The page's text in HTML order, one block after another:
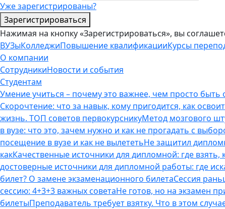
Уже зарегистрированы?
Зарегистрироваться
Нажимая на кнопку «Зарегистрироваться», вы
ВУЗыКолледжиПовышение квалификацииКурсы
О компании
СотрудникиНовости и события
Студентам
Умение учиться – почему это важнее, чем просто быть
Скорочтение: что за навык, кому пригодится, как
жизнь. ТОП советов первокурсникуМетод мозгового
в вузе: что это, зачем нужно и как не прогадать с
посещение в вузе и как не вылететьНе защитил
какКачественные источники для дипломной: где взять,
достоверные источники для дипломной работы: где
билет? О замене экзаменационного билетаСессия
сессию: 4+3+3 важных советаНе готов, но на экзамен
билетыПреподаватель требует взятку. Что в этом